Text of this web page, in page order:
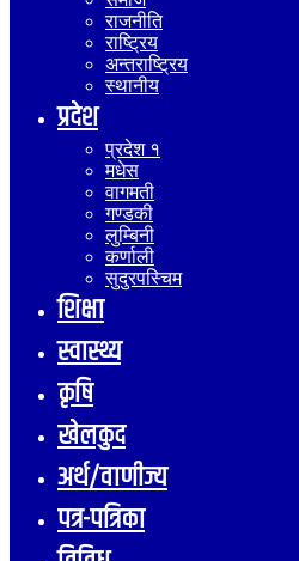
राजनीति
राष्ट्रिय
अन्तराष्ट्रिय
स्थानीय
प्रदेश
प्रदेश १
मधेस
वागमती
गण्डकी
लुम्बिनी
कर्णाली
सुदुरपस्चिम
शिक्षा
स्वास्थ्य
कृषि
खेलकुद
अर्थ/वाणीज्य
पत्र-पत्रिका